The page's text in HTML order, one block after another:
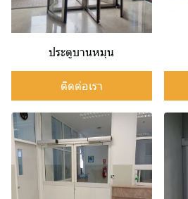
ประตูบานหมุน
ติดต่อเรา